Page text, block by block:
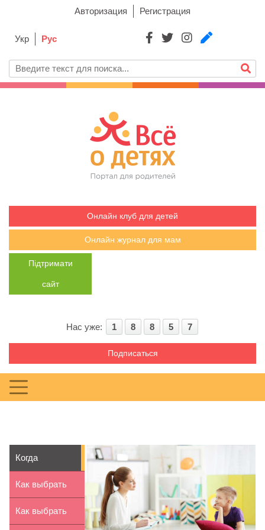
Авторизация Регистрация
Укр Рус
Онлайн клуб для детей
Онлайн журнал для мам
Підтримати
сайт
Нас уже: 1 8 8 5 7
Подписаться
Когда
необходимо
обращаться к
Как выбрать
букет для
Как выбрать